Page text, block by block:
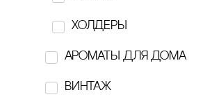
cELLBN
cOLLA GEN
Delo
холдеры
ароматы для дома
винтаж